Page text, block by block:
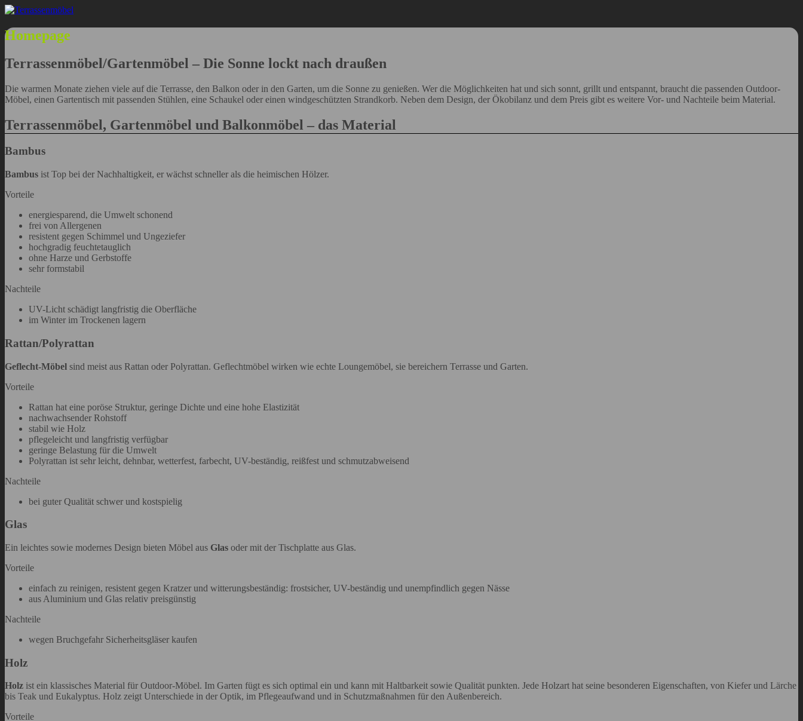
Zum
springen
Homepage
Terrassenmöbel/Gartenmöbel – Die Sonne lockt nach draußen
Die warmen Monate ziehen viele auf die Terrasse, den Balkon oder in den Garten, um die Sonne zu genießen. Wer die Möglichkeiten hat und sich sonnt, grillt und entspannt, braucht die passenden Outdoor-
Möbel, einen Gartentisch mit passenden Stühlen, eine Schaukel oder einen windgeschützten Strandkorb. Neben dem Design, der Ökobilanz und dem Preis gibt es weitere Vor- und Nachteile beim Material.
Terrassenmöbel, Gartenmöbel und Balkonmöbel – das Material
Bambus
Bambus ist Top bei der Nachhaltigkeit, er wächst schneller als die heimischen Hölzer.
Vorteile
energiesparend, die Umwelt schonend
frei von Allergenen
resistent gegen Schimmel und Ungeziefer
hochgradig feuchtetauglich
ohne Harze und Gerbstoffe
sehr formstabil
Nachteile
UV-Licht schädigt langfristig die Oberfläche
im Winter im Trockenen lagern
Rattan/Polyrattan
Geflecht-Möbel sind meist aus Rattan oder Polyrattan. Geflechtmöbel wirken wie echte Loungemöbel, sie bereichern Terrasse und Garten.
Vorteile
Rattan hat eine poröse Struktur, geringe Dichte und eine hohe Elastizität
nachwachsender Rohstoff
stabil wie Holz
pflegeleicht und langfristig verfügbar
geringe Belastung für die Umwelt
Polyrattan ist sehr leicht, dehnbar, wetterfest, farbecht, UV-beständig, reißfest und schmutzabweisend
Nachteile
bei guter Qualität schwer und kostspielig
Glas
Ein leichtes sowie modernes Design bieten Möbel aus Glas oder mit der Tischplatte aus Glas.
Vorteile
einfach zu reinigen, resistent gegen Kratzer und witterungsbeständig: frostsicher, UV-beständig und unempfindlich gegen Nässe
aus Aluminium und Glas relativ preisgünstig
Nachteile
wegen Bruchgefahr Sicherheitsgläser kaufen
Holz
Holz ist ein klassisches Material für Outdoor-Möbel. Im Garten fügt es sich optimal ein und kann mit Haltbarkeit sowie Qualität punkten. Jede Holzart hat seine besonderen Eigenschaften, von Kiefer und Lärche
bis Teak und Eukalyptus. Holz zeigt Unterschiede in der Optik, im Pflegeaufwand und in Schutzmaßnahmen für den Außenbereich.
Vorteile